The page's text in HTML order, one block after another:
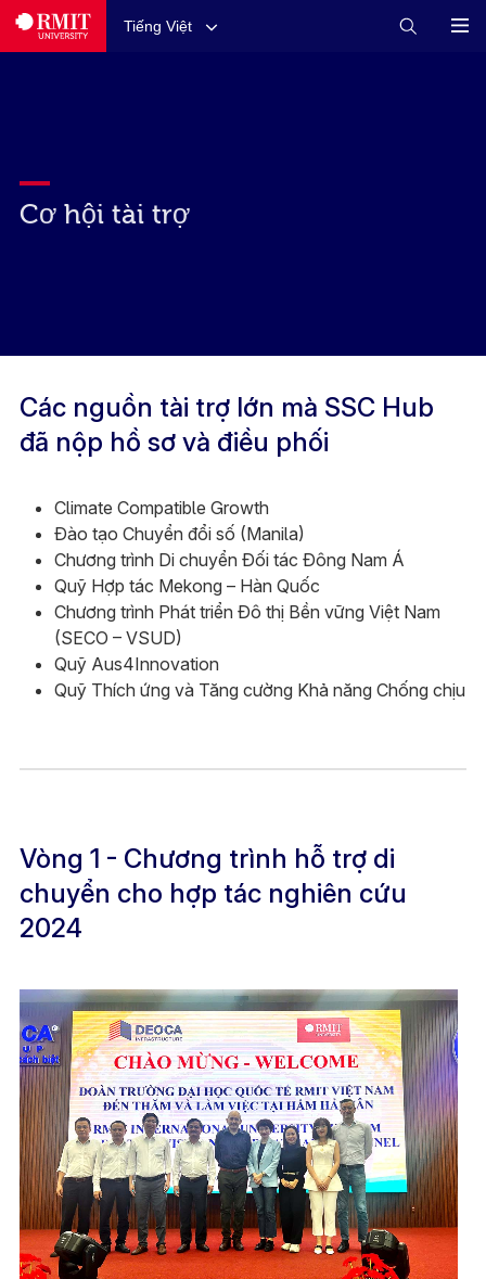
Tiếng Việt
Cơ hội tài trợ
Các nguồn tài trợ lớn mà SSC Hub
đã nộp hồ sơ và điều phối​
Climate Compatible Growth
Đào tạo Chuyển đổi số (Manila)
Chương trình Di chuyển Đối tác Đông Nam Á
Quỹ Hợp tác Mekong – Hàn Quốc
Chương trình Phát triển Đô thị Bền vững Việt Nam
(SECO – VSUD)​
Quỹ Aus4Innovation
Quỹ Thích ứng và Tăng cường Khả năng Chống chịu
Vòng 1 - Chương trình hỗ trợ di
chuyển cho hợp tác nghiên cứu
2024​